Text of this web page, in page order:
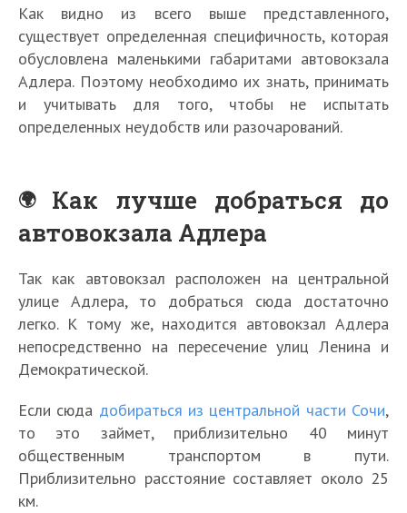
Как видно из всего выше представленного,
существует определенная специфичность, которая
обусловлена маленькими габаритами автовокзала
Адлера. Поэтому необходимо их знать, принимать
и учитывать для того, чтобы не испытать
определенных неудобств или разочарований.
Как лучше добраться до
автовокзала Адлера
Так как автовокзал расположен на центральной
улице Адлера, то добраться сюда достаточно
легко. К тому же, находится автовокзал Адлера
непосредственно на пересечение улиц Ленина и
Демократической.
Если сюда добираться из центральной части Сочи,
то это займет, приблизительно 40 минут
общественным транспортом в пути.
Приблизительно расстояние составляет около 25
км.